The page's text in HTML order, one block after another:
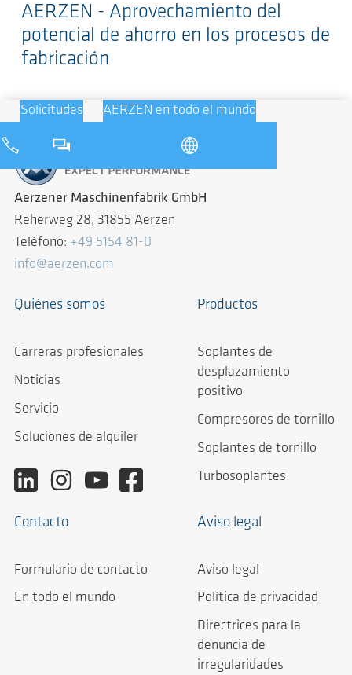
AERZEN - Aprovechamiento del
potencial de ahorro en los procesos de
fabricación
Solicitudes AERZEN en todo el mundo
Aerzener Maschinenfabrik GmbH
Reherweg 28, 31855 Aerzen
Teléfono: +49 5154 81-0
info@aerzen.com
Quiénes somos
Carreras profesionales
Noticias
Servicio
Soluciones de alquiler
Productos
Soplantes de
desplazamiento
positivo
Compresores de tornillo
Soplantes de tornillo
Turbosoplantes
Contacto
Formulario de contacto
En todo el mundo
Aviso legal
Aviso legal
Política de privacidad
Directrices para la
denuncia de
irregularidades